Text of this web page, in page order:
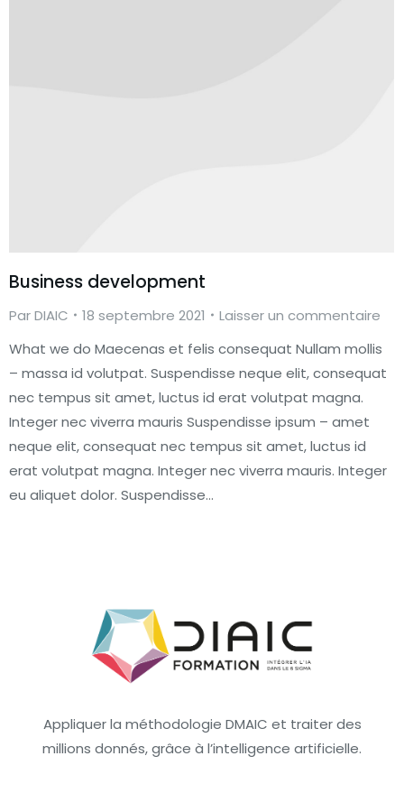
Business development
ParDIAIC 18 septembre 2021
Laisser un commentaire
What we do Maecenas et felis consequat Nullam mollis
– massa id volutpat. Suspendisse neque elit, consequat
nec tempus sit amet, luctus id erat volutpat magna.
Integer nec viverra mauris Suspendisse ipsum – amet
neque elit, consequat nec tempus sit amet, luctus id
erat volutpat magna. Integer nec viverra mauris. Integer
eu aliquet dolor. Suspendisse…
Appliquer la méthodologie DMAIC et traiter des
millions donnés, grâce à l’intelligence artificielle.